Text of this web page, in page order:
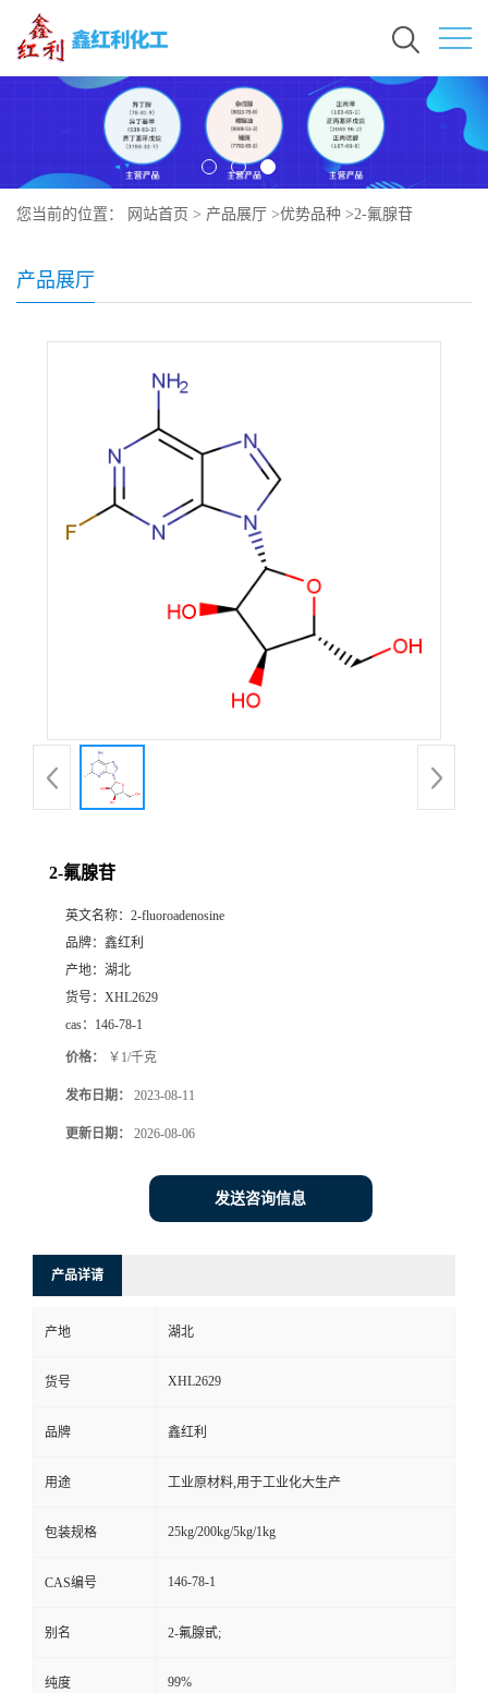
您当前的位置： 网站首页 > 产品展厅 >优势品种 >2-氟腺苷
产品展厅
2-氟腺苷
英文名称： 2-fluoroadenosine
品牌： 鑫红利
产地： 湖北
货号： XHL2629
cas： 146-78-1
价格： ￥1/千克
发布日期： 2023-08-11
更新日期： 2026-08-06
发送咨询信息
产品详请
产地 湖北
货号 XHL2629
品牌 鑫红利
用途 工业原材料,用于工业化大生产
包装规格 25kg/200kg/5kg/1kg
CAS编号 146-78-1
别名 2-氟腺甙;
纯度 99%